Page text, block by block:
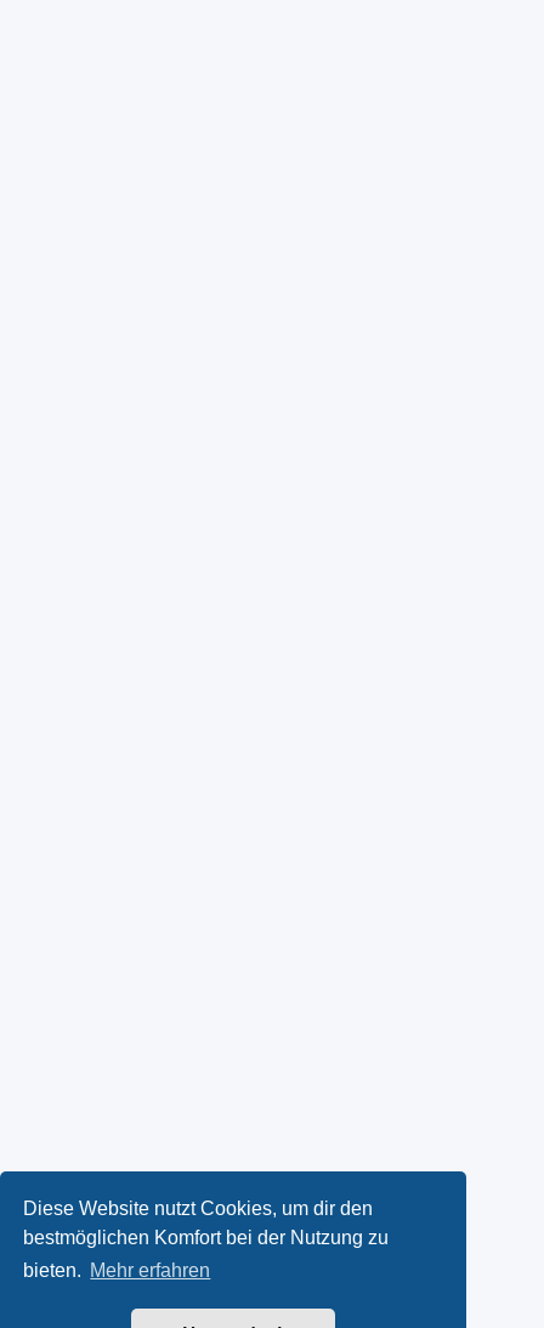
Diese Website nutzt Cookies, um dir den
bestmöglichen Komfort bei der Nutzung zu
bieten. Mehr erfahren